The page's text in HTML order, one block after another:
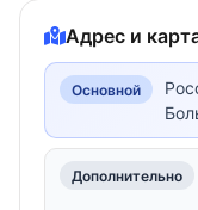
Адрес и
Основной
Дополнительно